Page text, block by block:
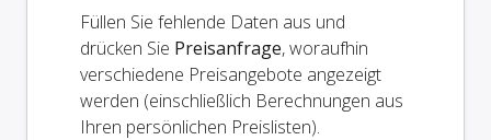
Füllen Sie fehlende Daten aus und
drücken Sie Preisanfrage, woraufhin
verschiedene Preisangebote angezeigt
werden (einschließlich Berechnungen aus
Ihren persönlichen Preislisten).